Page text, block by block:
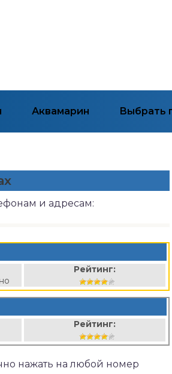
Аквамарин Выбрать
и адресам:
Рейтинг:
Рейтинг:
нажать на любой номер